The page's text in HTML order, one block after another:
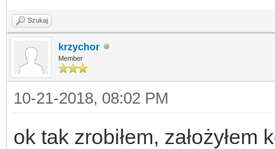
Szukaj
krzychor
Member
10-21-2018, 08:02 PM
ok tak zrobiłem,